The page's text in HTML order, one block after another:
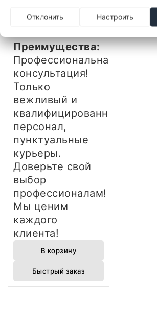
гарантийный
Преимущества:
Профессиональная
консультация!
Только
вежливый и
квалифицированный
персонал,
пунктуальные
курьеры.
Доверьте свой
выбор
профессионалам!
Мы ценим
каждого
клиента!
В корзину
Быстрый заказ
Отклонить Настроить